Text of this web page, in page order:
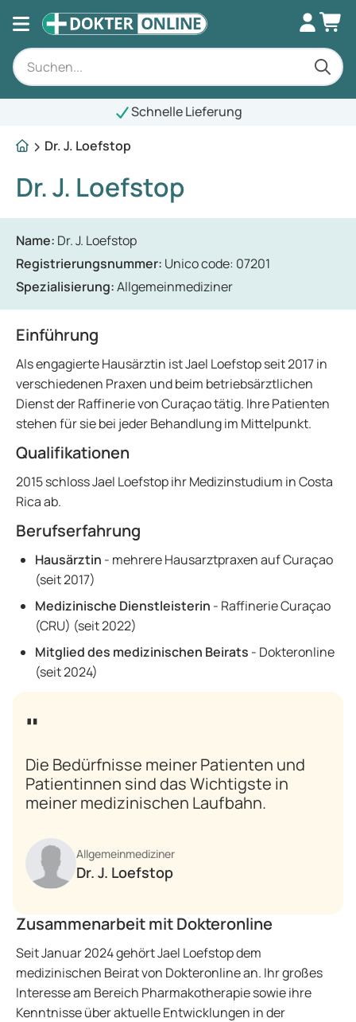
Schnelle Lieferung
Dr. J. Loefstop
Dr. J. Loefstop
Name: Dr. J. Loefstop
Registrierungsnummer: Unico code: 07201
Spezialisierung:Allgemeinmediziner
Einführung
Als engagierte Hausärztin ist Jael Loefstop seit 2017 in
verschiedenen Praxen und beim betriebsärztlichen
Dienst der Raffinerie von Curaçao tätig. Ihre Patienten
stehen für sie bei jeder Behandlung im Mittelpunkt.
Qualifikationen
2015 schloss Jael Loefstop ihr Medizinstudium in Costa
Rica ab.
Berufserfahrung
Hausärztin - mehrere Hausarztpraxen auf Curaçao
(seit 2017)
Medizinische Dienstleisterin - Raffinerie Curaçao
(CRU) (seit 2022)
Mitglied des medizinischen Beirats - Dokteronline
(seit 2024)
Die Bedürfnisse meiner Patienten und
Patientinnen sind das Wichtigste in
meiner medizinischen Laufbahn.
Allgemeinmediziner
Dr. J. Loefstop
Zusammenarbeit mit Dokteronline
Seit Januar 2024 gehört Jael Loefstop dem
medizinischen Beirat von Dokteronline an. Ihr großes
Interesse am Bereich Pharmakotherapie sowie ihre
Kenntnisse über aktuelle Entwicklungen in der